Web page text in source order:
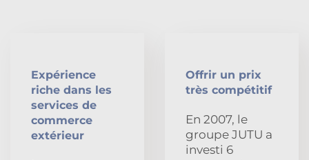
Expérience
riche dans les
services de
commerce
extérieur
Offrir un prix
très compétitif
En 2007, le
groupe JUTU a
investi 6